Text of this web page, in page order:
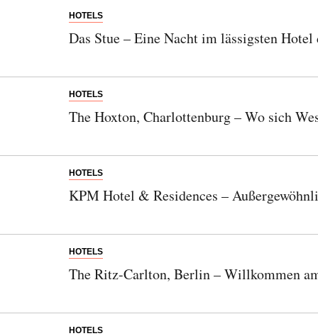
HOTELS
Das Stue – Eine Nacht im lässigsten Hotel
HOTELS
The Hoxton, Charlottenburg – Wo sich
HOTELS
KPM Hotel & Residences –
HOTELS
The Ritz-Carlton, Berlin – Willkommen
HOTELS